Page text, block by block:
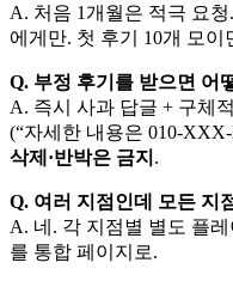
A. 처음 1개월은 적극 요청
에게만. 첫 후기 10개 모
Q. 부정 후기를 받으면 어
A. 즉시 사과 답글 + 구체
(“자세한 내용은 010-
삭제·반박은 금지 .
Q. 여러 지점인데 모든 지
A. 네. 각 지점별 별도 플
를 통합 페이지로.